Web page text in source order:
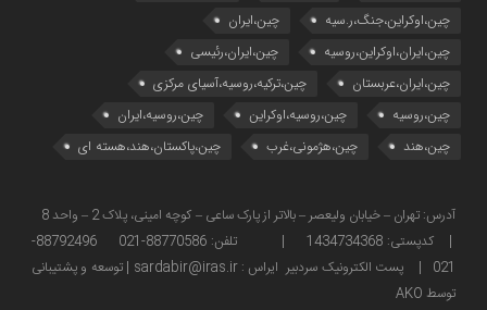
چین،اوکراین،جنگ،ر.سیه
چین،ایران
چین،ایران،اوکراین،روسیه
چین،ایران،رئیسی
چین،ایران،عربستان
چین،ترکیه،روسیه،آسیای مرکزی
چین،روسیه
چین،روسیه،اوکراین
چین،روسیه،ایران
چین،هند
چین،هژمونی،غرب چین،پاکستان،هند،هسته ای
| کدپستی: 1434734368 | تلفن: 88770586-021 88792496-
021 | پست الکترونیک سردبیر ایراس : sardabir@iras.ir |
توسعه و پشتیبانی
توسط AKO